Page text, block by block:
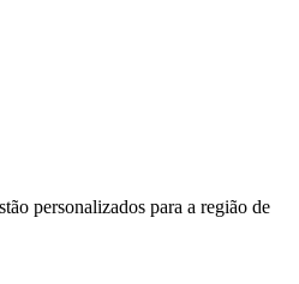
personalizados para a região de